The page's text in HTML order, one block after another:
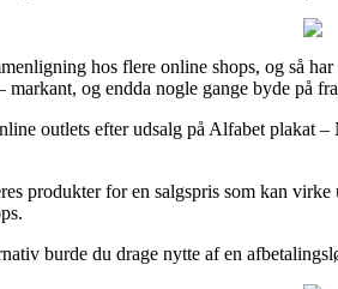
hos flere online shops, og så
og endda nogle gange byde på
outlets efter udsalg på Alfabet plakat
produkter for en salgspris som kan
burde du drage nytte af en